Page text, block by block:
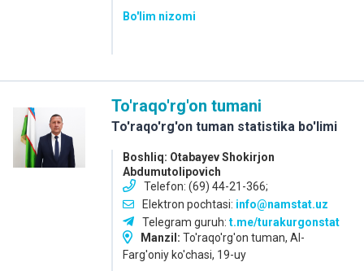
Bo'lim nizomi
To'raqo'rg'on tumani
To'raqo'rg'on tuman statistika bo'limi
Boshliq: Otabayev Shokirjon
Abdumutolipovich
Telefon: (69) 44-21-366;
Elektron pochtasi: info@namstat.uz
Telegram guruh: t.me/turakurgonstat
Manzil: To'raqo'rg'on tuman, Al-
Farg'oniy ko'chasi, 19-uy